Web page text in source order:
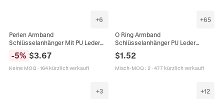
+6
Perlen Armband
Schlüsselanhänger Mit PU Leder
Kartenhalter Portemonnaie Quaste
Silikonperlen Elastisches Armband
Münztasche
-5% $3.67
Keine MOQ · 164 kürzlich verkauft
+65
O Ring Armband
Schlüsselanhänger PU Leder
Quasten Anhänger Modischer Boho
Schmuck Damen
$1.52
Misch-MOQ : 2· 477 kürzlich verkauft
+3 +12